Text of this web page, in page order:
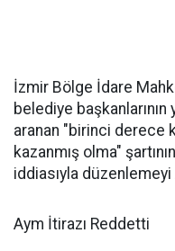
İzmir Bölge İdare
belediye
aranan "birinci derece
kazanmış olma"
iddiasıyla
Aym İtirazı Reddetti